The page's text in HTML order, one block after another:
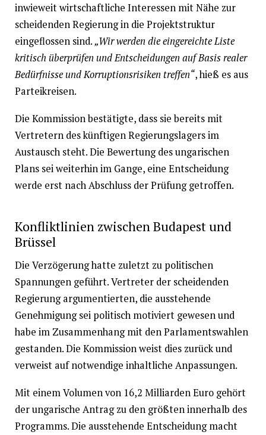
inwieweit wirtschaftliche Interessen mit Nähe zur
scheidenden Regierung in die Projektstruktur
eingeflossen sind.„Wir werden die eingereichte Liste
kritisch überprüfen und Entscheidungen auf Basis realer
Bedürfnisse und Korruptionsrisiken treffen“, hieß es aus
Parteikreisen.
Die Kommission bestätigte, dass sie bereits mit
Vertretern des künftigen Regierungslagers im
Austausch steht. Die Bewertung des ungarischen
Plans sei weiterhin im Gange, eine Entscheidung
werde erst nach Abschluss der Prüfung getroffen.
Konfliktlinien zwischen Budapest und
Brüssel
Die Verzögerung hatte zuletzt zu politischen
Spannungen geführt. Vertreter der scheidenden
Regierung argumentierten, die ausstehende
Genehmigung sei politisch motiviert gewesen und
habe im Zusammenhang mit den Parlamentswahlen
gestanden. Die Kommission weist dies zurück und
verweist auf notwendige inhaltliche Anpassungen.
Mit einem Volumen von 16,2 Milliarden Euro gehört
der ungarische Antrag zu den größten innerhalb des
Programms. Die ausstehende Entscheidung macht